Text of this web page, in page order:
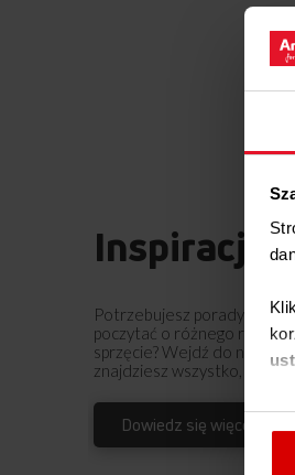
W
Inspiracje
Potrzebujesz porady?
poczytać o różnego
sprzęcie? Wejdź do
znajdziesz wszystko, co
Dowiedz się więcej